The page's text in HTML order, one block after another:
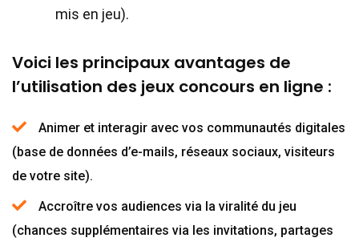
mis en jeu).
Voici les principaux avantages de
l’utilisation des jeux concours en ligne :
Animer et interagir avec vos communautés digitales
(base de données d’e-mails, réseaux sociaux, visiteurs
de votre site).
Accroître vos audiences via la viralité du jeu
(chances supplémentaires via les invitations, partages